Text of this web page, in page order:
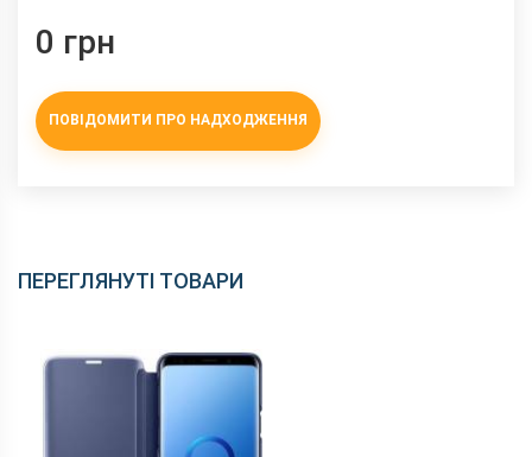
0 грн
ПОВІДОМИТИ ПРО НАДХОДЖЕННЯ
ПЕРЕГЛЯНУТІ ТОВАРИ